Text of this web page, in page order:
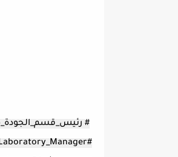
#
#Quality_Laboratory_Manager